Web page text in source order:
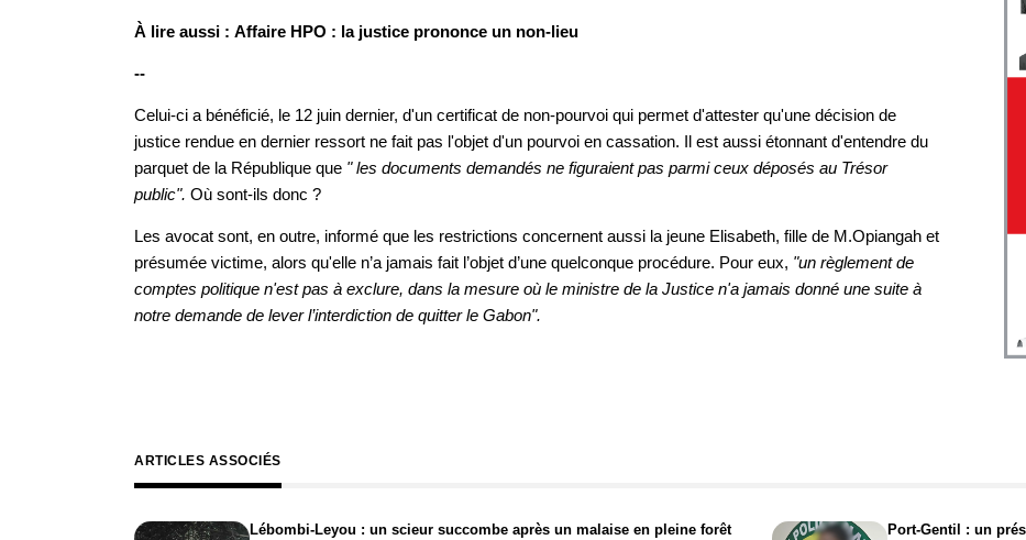
À lire aussi : Affaire HPO : la justice prononce un non-lieu
--
Celui-ci a bénéficié, le 12 juin dernier, d'un certificat de non-pourvoi qui permet d'attester qu'une décision de
justice rendue en dernier ressort ne fait pas l'objet d'un pourvoi en cassation. Il est aussi étonnant d'entendre du
parquet de la République que " les documents demandés ne figuraient pas parmi ceux déposés au Trésor
public". Où sont-ils donc ?
Les avocat sont, en outre, informé que les restrictions concernent aussi la jeune Elisabeth, fille de M.Opiangah et
présumée victime, alors qu'elle n’a jamais fait l’objet d’une quelconque procédure. Pour eux, "un règlement de
comptes politique n'est pas à exclure, dans la mesure où le ministre de la Justice n'a jamais donné une suite à
notre demande de lever l’interdiction de quitter le Gabon".
ARTICLES ASSOCIÉS
Lébombi-Leyou : un scieur succombe après un malaise en pleine forêt Port-Gentil : un